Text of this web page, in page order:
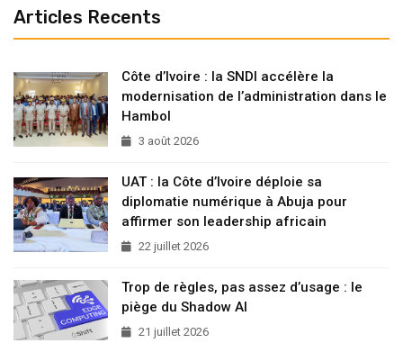
Articles Recents
Côte d’Ivoire : la SNDI accélère la
modernisation de l’administration dans le
Hambol
3 août 2026
UAT : la Côte d’Ivoire déploie sa
diplomatie numérique à Abuja pour
affirmer son leadership africain
22 juillet 2026
Trop de règles, pas assez d’usage : le
piège du Shadow AI
21 juillet 2026